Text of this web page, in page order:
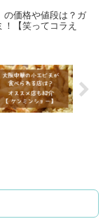
の価格や値段は？ガ
【笑ってコラえ